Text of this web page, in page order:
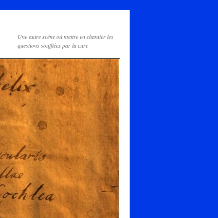
Une autre scène où mettre en chantier les
questions soufflées par la cure